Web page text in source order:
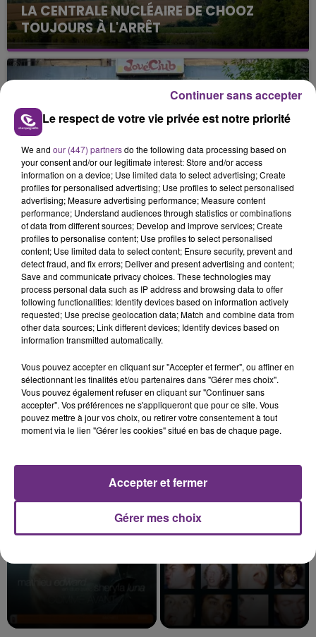
LA CENTRALE NUCLÉAIRE DE CHOOZ
TOUJOURS À L'ARRÊT
Cela fait déjà une semaine que la centrale
nucléaire ardennaise est à l'arrêt. Une situation
justifiée par la sécheresse intense qui est toujours
LE MAGASIN JOUÉCLUB DE REIMS FERME
SES PORTES
C'était l'une des institutions du centre-ville
rémois. Le magasin JouéClub est contraint de
fermer ses portes.
TITRES DIFFUSÉS
19h12
19h12
Dieu M'a Donne La Foi
19h08
19h08
Complicated
19h04
19h04 19h01
19h01
Le respect de votre vie privée est notre priorité
We and our (447) partnersdo the following data processing based on
your consent and/or our legitimate interest: Store and/or access
information on a device; Use limited data to select advertising; Create
profiles for personalised advertising; Use profiles to select personalised
advertising; Measure advertising performance; Measure content
performance; Understand audiences through statistics or combinations
of data from different sources; Develop and improve services; Create
profiles to personalise content; Use profiles to select personalised
content; Use limited data to select content; Ensure security, prevent and
detect fraud, and fix errors; Deliver and present advertising and content;
Save and communicate privacy choices. These technologies may
process personal data such as IP address and browsing data to offer
following functionalities: Identify devices based on information actively
requested; Use precise geolocation data; Match and combine data from
other data sources; Link different devices; Identify devices based on
information transmitted automatically.
Vous pouvez accepter en cliquant sur "Accepter et fermer", ou affiner en
sélectionnant les finalités et/ou partenaires dans "Gérer mes choix".
Vous pouvez également refuser en cliquant sur "Continuer sans
accepter". Vos préférences ne s'appliqueront que pour ce site. Vous
pouvez mettre à jour vos choix, ou retirer votre consentement à tout
moment via le lien "Gérer les cookies" situé en bas de chaque page.
Gérer mes choix
Accepter et fermer
Continuer sans accepter